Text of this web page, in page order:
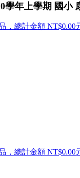
學年上學期 國小
，總計金額 NT$0.00
，總計金額 NT$0.00